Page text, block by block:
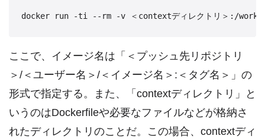
ここで、イメージ名は「＜プッシュ先リポジトリ
＞/＜ユーザー名＞/＜イメージ名＞:＜タグ名＞」の
形式で指定する。また、「contextディレクトリ」と
いうのはDockerfileや必要なファイルなどが格納さ
れたディレクトリのことだ。この場合、contextディ